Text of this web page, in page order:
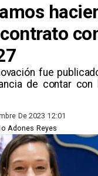
fue
de contar
De 2023 12:01
Adones Reyes